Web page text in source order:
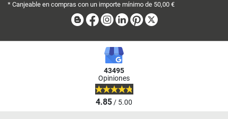
* Canjeable en compras con un importe mínimo de 50,00 €
BlogFacebook
Instagram
LinkedinPinterest
43495
Opiniones
4.85/ 5.00